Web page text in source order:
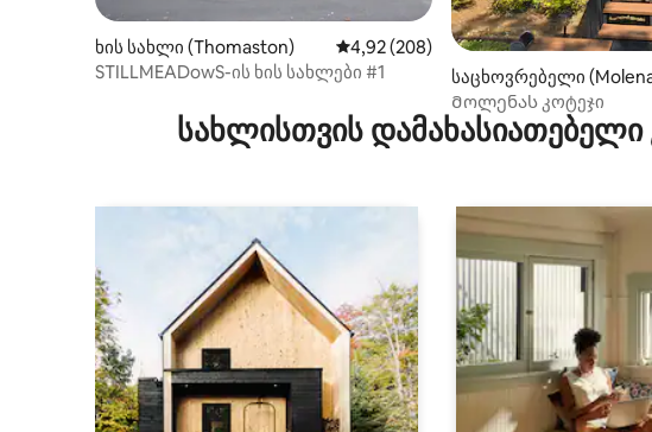
ხის სახლი (Thomaston) საშუალო შეფასებაა 5‑დან 4,92,
4,92 (208)
STILLMEADowS-ის ხის სახლები #1
საცხოვრებელი
Მოლენას კოტეჯი
სახლისთვის